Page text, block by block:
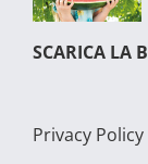
SCARICA LA
Privacy Policy